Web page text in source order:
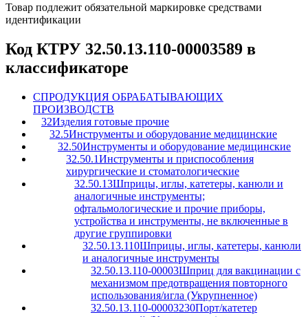
Товар подлежит обязательной маркировке средствами
идентификации
Код КТРУ 32.50.13.110-00003589 в
классификаторе
CПРОДУКЦИЯ ОБРАБАТЫВАЮЩИХ
ПРОИЗВОДСТВ
32Изделия готовые прочие
32.5Инструменты и оборудование медицинские
32.50Инструменты и оборудование медицинские
32.50.1Инструменты и приспособления
хирургические и стоматологические
32.50.13Шприцы, иглы, катетеры, канюли и
аналогичные инструменты;
офтальмологические и прочие приборы,
устройства и инструменты, не включенные в
другие группировки
32.50.13.110Шприцы, иглы, катетеры, канюли
и аналогичные инструменты
32.50.13.110-00003Шприц для вакцинации с
механизмом предотвращения повторного
использования/игла (Укрупненное)
32.50.13.110-00003230Порт/катетер